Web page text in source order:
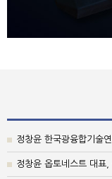
정창윤 한국광융합기술
정창윤 옵토네스트 대표